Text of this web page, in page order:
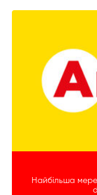
Все для туризму
Дозвілля та
Домашній
Найбільша